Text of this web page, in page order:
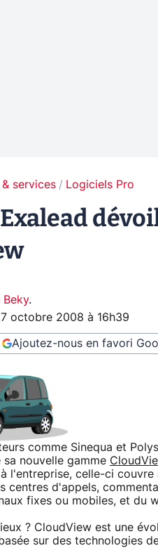
services Logiciels Pro
Beky.
octobre 2008 à 16h39
Ajoutez-nous en favori
comme Sinequa et
nouvelle gamme
l'entreprise, celle-ci
centres d'appels,
fixes ou mobiles, et du
? CloudView est une
sur des technologies